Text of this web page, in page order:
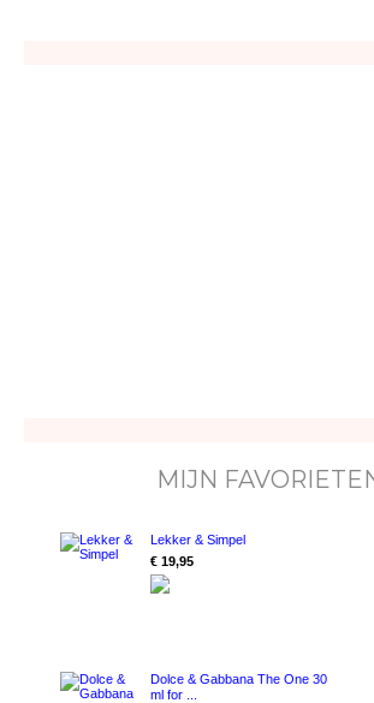
MIJN
Lekker & Simpel
€ 19,95
Dolce & Gabbana The One 30
ml for ...